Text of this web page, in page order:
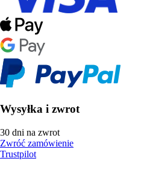
Wysyłka i zwrot
30 dni na zwrot
Zwróć zamówienie
Trustpilot